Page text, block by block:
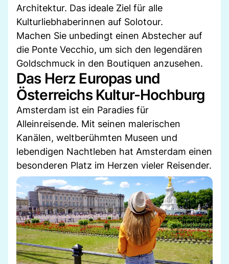
Architektur. Das ideale Ziel für alle
Kulturliebhaberinnen auf Solotour.
Machen Sie unbedingt einen Abstecher auf
die Ponte Vecchio, um sich den legendären
Goldschmuck in den Boutiquen anzusehen.
Das Herz Europas und
Österreichs Kultur-Hochburg
Amsterdam ist ein Paradies für
Alleinreisende. Mit seinen malerischen
Kanälen, weltberühmten Museen und
lebendigen Nachtleben hat Amsterdam einen
besonderen Platz im Herzen vieler Reisender.